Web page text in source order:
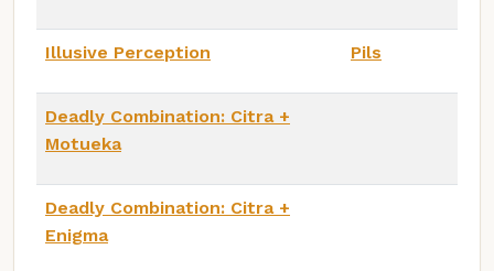
Illusive Perception Pils
Deadly Combination: Citra +
Motueka
Deadly Combination: Citra +
Enigma